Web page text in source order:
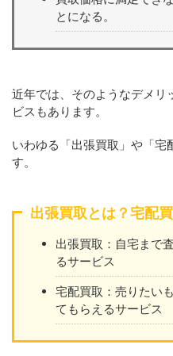
とになる。
近年では、そのようなデメリ
ビスもあります。
いわゆる「出張買取」や「
す。
出張買取とは？宅配
出張買取：自宅まで
るサービス
宅配買取：売りたい
てもらえるサービス